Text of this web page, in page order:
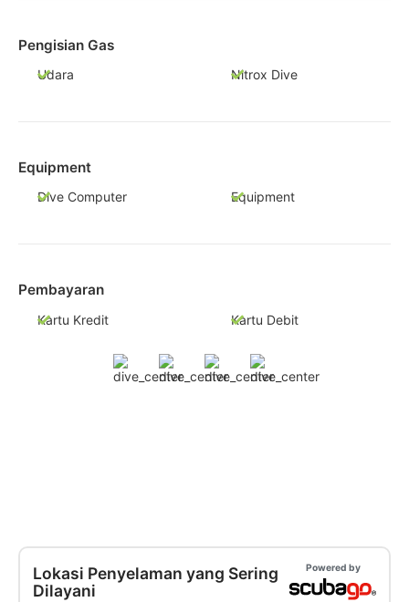
Pengisian Gas
Udara Nitrox Dive
Equipment
Dive Computer Equipment
Pembayaran
Kartu Kredit Kartu Debit
Lokasi Penyelaman yang Sering
Dilayani
Powered by